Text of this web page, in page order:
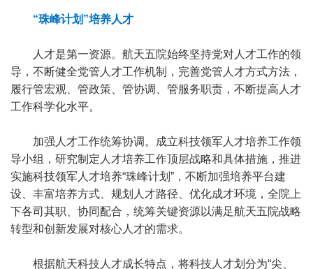
“珠峰计划”培养人才
人才是第一资源。航天五院始终坚持党对人才工作的领
导，不断健全党管人才工作机制，完善党管人才方式方法，
履行管宏观、管政策、管协调、管服务职责，不断提高人才
工作科学化水平。
加强人才工作统筹协调。成立科技领军人才培养工作领
导小组，研究制定人才培养工作顶层战略和具体措施，推进
实施科技领军人才培养“珠峰计划”，不断加强培养平台建
设、丰富培养方式、规划人才路径、优化成才环境，全院上
下各司其职、协同配合，统筹关键资源以满足航天五院战略
转型和创新发展对核心人才的需求。
根据航天科技人才成长特点，将科技人才划分为“尖、